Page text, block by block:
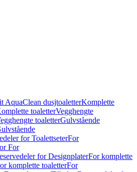
AquaClean dusjtoaletterKomplette
toaletterVegghengte
toaletterGulvstående
for ToalettseterFor
For
for DesignplaterFor komplette
komplette toaletterFor